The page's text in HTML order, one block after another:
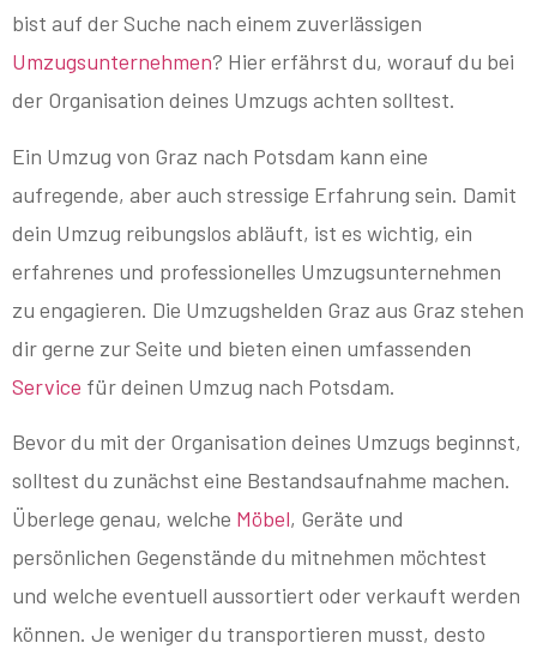
bist auf der Suche nach einem zuverlässigen
Umzugsunternehmen? Hier erfährst du, worauf du bei
der Organisation deines Umzugs achten solltest.
Ein Umzug von Graz nach Potsdam kann eine
aufregende, aber auch stressige Erfahrung sein. Damit
dein Umzug reibungslos abläuft, ist es wichtig, ein
erfahrenes und professionelles Umzugsunternehmen
zu engagieren. Die Umzugshelden Graz aus Graz stehen
dir gerne zur Seite und bieten einen umfassenden
Service für deinen Umzug nach Potsdam.
Bevor du mit der Organisation deines Umzugs beginnst,
solltest du zunächst eine Bestandsaufnahme machen.
Überlege genau, welche Möbel, Geräte und
persönlichen Gegenstände du mitnehmen möchtest
und welche eventuell aussortiert oder verkauft werden
können. Je weniger du transportieren musst, desto